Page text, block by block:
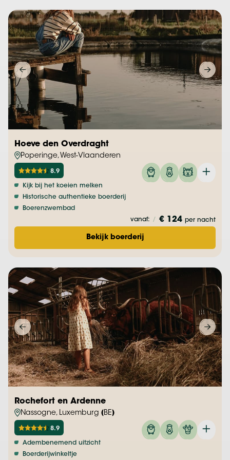
Hoeve den Overdraght
Poperinge, West-Vlaanderen
8.9
Kijk bij het koeien melken
Historische authentieke boerderij
Boerenzwembad
vanaf: / € 124 per nacht
Bekijk boerderij
Rochefort en Ardenne
Nassogne, Luxemburg (BE)
8.9
Adembenemend uitzicht
Boerderijwinkeltje